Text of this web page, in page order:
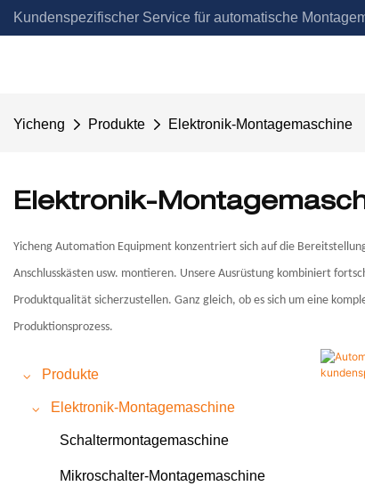
Kundenspezifischer Service für automatische
Yicheng Produkte Elektronik-Montagemaschine
Elektronik-
Yicheng Automation Equipment konzentriert sich auf die
Anschlusskästen usw. montieren. Unsere Ausrüstung kombiniert
Produktqualität sicherzustellen. Ganz gleich, ob es sich um eine
Produktionsprozess.
Produkte
Elektronik-Montagemaschine
Schaltermontagemaschine
Mikroschalter-Montagemaschine